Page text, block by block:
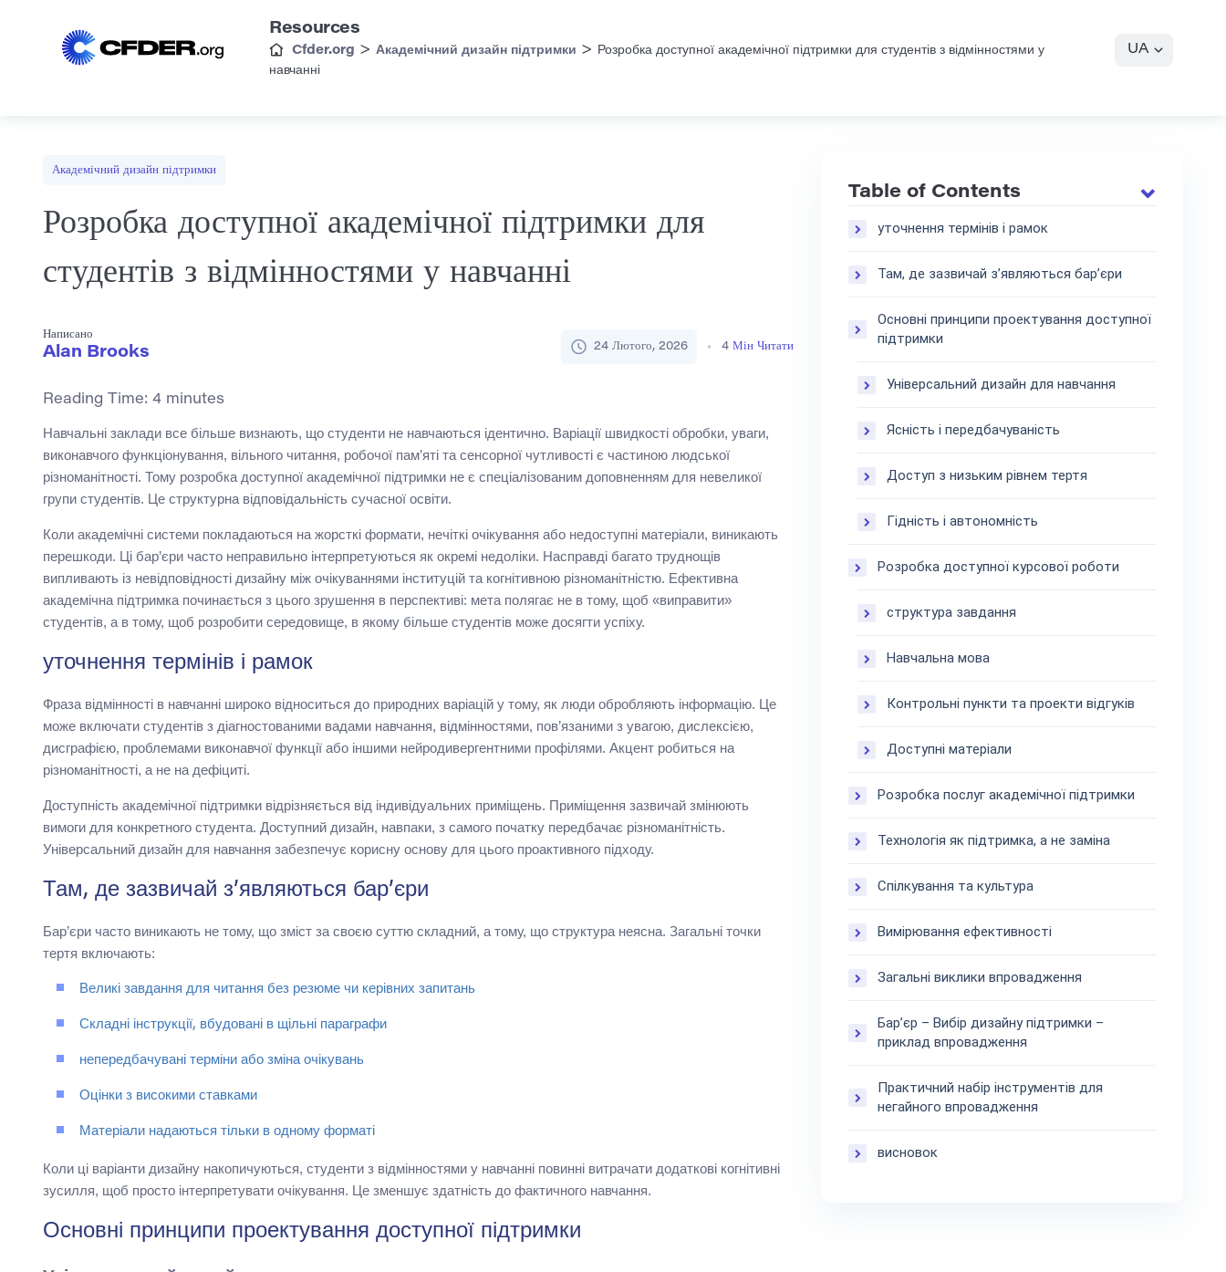
Resources
Cfder.org > Академічний дизайн підтримки > Розробка доступної академічної підтримки для студентів з відмінностями у
навчанні
UA
Академічний дизайн підтримки
Розробка доступної академічної підтримки для
студентів з відмінностями у навчанні
Написано
Alan Brooks 24 Лютого, 2026 4 Мін Читати
Reading Time: 4 minutes
Навчальні заклади все більше визнають, що студенти не навчаються ідентично. Варіації швидкості обробки, уваги,
виконавчого функціонування, вільного читання, робочої пам’яті та сенсорної чутливості є частиною людської
різноманітності. Тому розробка доступної академічної підтримки не є спеціалізованим доповненням для невеликої
групи студентів. Це структурна відповідальність сучасної освіти.
Коли академічні системи покладаються на жорсткі формати, нечіткі очікування або недоступні матеріали, виникають
перешкоди. Ці бар’єри часто неправильно інтерпретуються як окремі недоліки. Насправді багато труднощів
випливають із невідповідності дизайну між очікуваннями інституцій та когнітивною різноманітністю. Ефективна
академічна підтримка починається з цього зрушення в перспективі: мета полягає не в тому, щоб «виправити»
студентів, а в тому, щоб розробити середовище, в якому більше студентів може досягти успіху.
уточнення термінів і рамок
Фраза відмінності в навчанні широко відноситься до природних варіацій у тому, як люди обробляють інформацію. Це
може включати студентів з діагностованими вадами навчання, відмінностями, пов’язаними з увагою, дислексією,
дисграфією, проблемами виконавчої функції або іншими нейродивергентними профілями. Акцент робиться на
різноманітності, а не на дефіциті.
Доступність академічної підтримки відрізняється від індивідуальних приміщень. Приміщення зазвичай змінюють
вимоги для конкретного студента. Доступний дизайн, навпаки, з самого початку передбачає різноманітність.
Універсальний дизайн для навчання забезпечує корисну основу для цього проактивного підходу.
Там, де зазвичай з’являються бар’єри
Бар’єри часто виникають не тому, що зміст за своєю суттю складний, а тому, що структура неясна. Загальні точки
тертя включають:
Великі завдання для читання без резюме чи керівних запитань
Складні інструкції, вбудовані в щільні параграфи
непередбачувані терміни або зміна очікувань
Оцінки з високими ставками
Матеріали надаються тільки в одному форматі
Коли ці варіанти дизайну накопичуються, студенти з відмінностями у навчанні повинні витрачати додаткові когнітивні
зусилля, щоб просто інтерпретувати очікування. Це зменшує здатність до фактичного навчання.
Основні принципи проектування доступної підтримки
Table of Contents
уточнення термінів і рамок
Там, де зазвичай з’являються бар’єри
Основні принципи проектування доступної
підтримки
Універсальний дизайн для навчання
Ясність і передбачуваність
Доступ з низьким рівнем тертя
Гідність і автономність
Розробка доступної курсової роботи
структура завдання
Навчальна мова
Контрольні пункти та проекти відгуків
Доступні матеріали
Розробка послуг академічної підтримки
Технологія як підтримка, а не заміна
Спілкування та культура
Вимірювання ефективності
Загальні виклики впровадження
Бар’єр – Вибір дизайну підтримки –
приклад впровадження
Практичний набір інструментів для
негайного впровадження
висновок